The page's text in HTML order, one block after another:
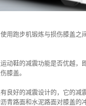
用跑步机锻炼与损伤膝盖之
动鞋的减震功能是否优越，
膝盖。
良好的减震设计的，它的减
青路面和水泥路面对膝盖的